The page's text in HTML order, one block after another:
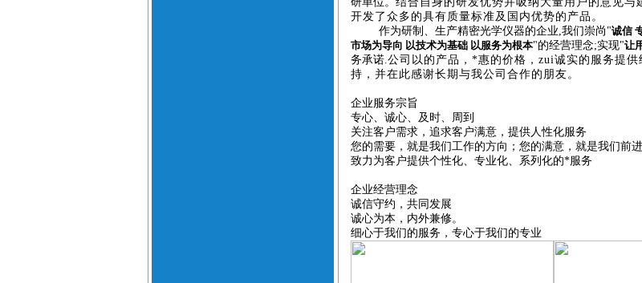
开发了众多的具有质量标准及国内优势的产品。
作为研制、生产精密光学仪器的企业,我们崇尚 "诚信
市场为导向 以技术为基础 以服务为根本"的经营理念;实现"让
务承诺.公司 以的产品，*惠的价格，zui诚实的服务提供
持，并在此感谢长期与我公司合作的朋友。
企业服务宗旨
专心、诚心、及时、周到
关注客户需求，追求客户满意，提供人性化服务
您的需要，就是我们工作的方向；您的满意，就是我们前
致力为客户提供个性化、专业化、系列化的*服务
企业经营理念
诚信守约，共同发展
诚心为本，内外兼修。
细心于我们的服务，专心于我们的专业